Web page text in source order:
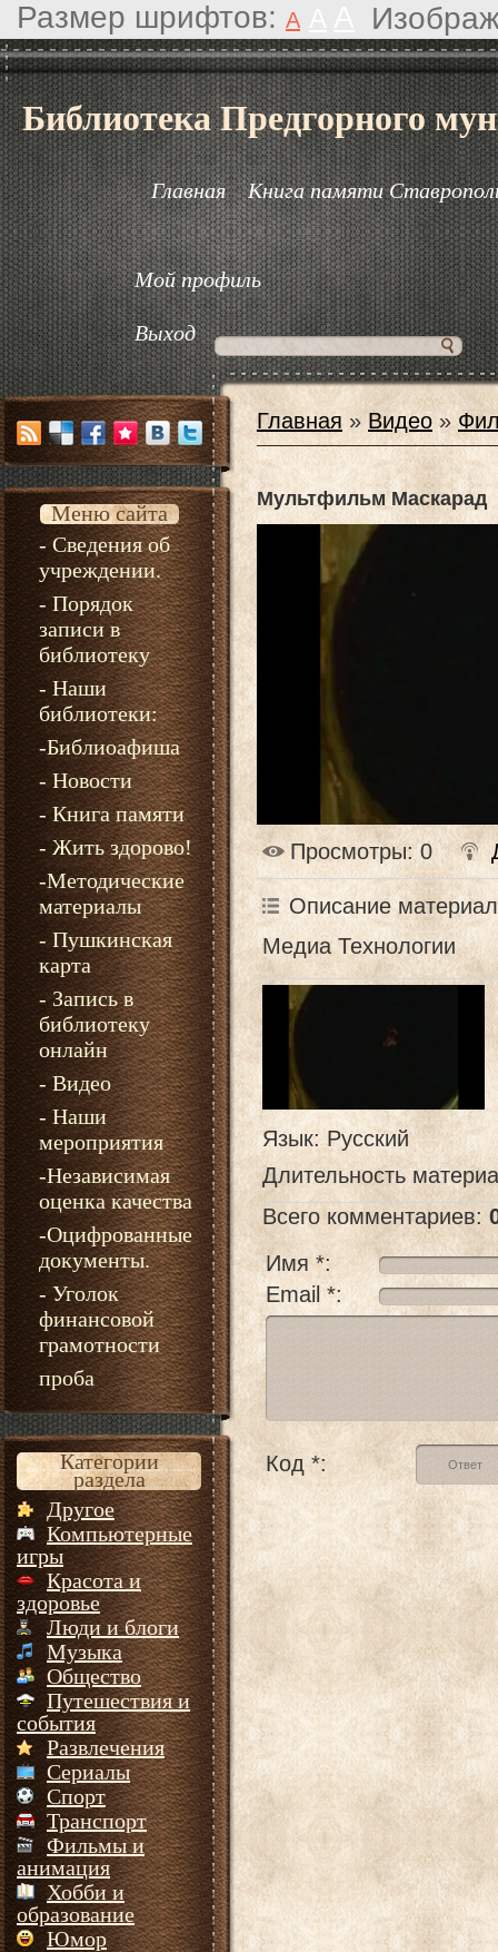
Размер шрифтов: A
Библиотека Предгорного
Главная Книга памяти
Мой профиль
Выход
Меню сайта
- Сведения об
учреждении.
- Порядок
записи в
библиотеку
- Наши
библиотеки:
-Библиоафиша
- Новости
- Книга памяти
- Жить здорово!
-Методические
материалы
- Пушкинская
карта
- Запись в
библиотеку
онлайн
- Видео
- Наши
мероприятия
-Независимая
оценка качества
-Оцифрованные
документы.
- Уголок
финансовой
грамотности
проба
Категории
раздела
Другое
Компьютерные
игры
Красота и
здоровье
Люди и блоги
Музыка
Общество
Путешествия и
события
Развлечения
Сериалы
Спорт
Транспорт
Фильмы и
анимация
Хобби и
образование
Юмор
Главная »Видео »
Мультфильм Маскарад
Просмотры: 0
Описание
Медиа Технологии
Язык: Русский
Длительность
Всего комментариев:
Имя *:
Email *:
Код *: